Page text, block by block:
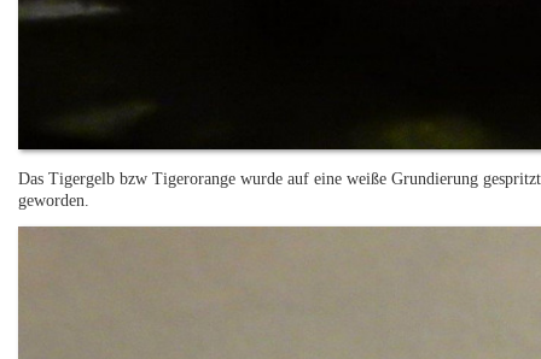
Das Tigergelb bzw Tigerorange wurde auf eine weiße Grundierung
geworden.